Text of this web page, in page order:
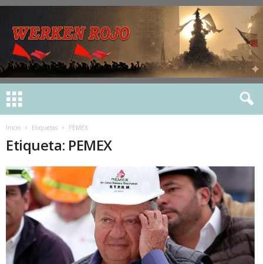
Inicio Etiquetas PEMEX
Etiqueta: PEMEX